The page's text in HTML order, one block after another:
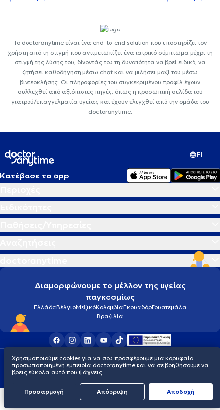
Το doctoranytime είναι ένα end-to-end solution που υποστηρίζει τον
χρήστη από τη στιγμή που αντιμετωπίζει ένα ιατρικό σύμπτωμα μέχρι τη
στιγμή της λύσης του, δίνοντάς του τη δυνατότητα να βρεί ειδικό, να
ζητήσει καθοδήγηση μέσω chat και να μιλήσει μαζί του μέσω
βιντεοκλήσης. Οι πληροφορίες του συγκεκριμένου προφίλ έχουν
συλλεχθεί από αξιόπιστες πηγές, όπως η προσωπική σελίδα του
γιατρού/επαγγελματία υγείας και έχουν ελεγχθεί από την ομάδα του
doctoranytime.
EL
Κατέβασε το app
Διαμορφώνουμε το μέλλον της υγείας
παγκοσμίως
ΕλλάδαΒέλγιοΜεξικόΚολομβίαΕκουαδόρΓουατεμάλα
Βραζιλία
Οροι χρήσηςCookiesΠολιτική προστασίας προσωπικού απορρήτου
© 2026 doctoranytime
Χρησιμοποιούμε cookies για να σου προσφέρουμε μια κορυφαία
προσωποποιημένη εμπειρία doctoranytime και να σε βοηθήσουμε να
βρεις εύκολα αυτό που ψάχνεις.
Προσαρμογή Απόρριψη Aποδοχή